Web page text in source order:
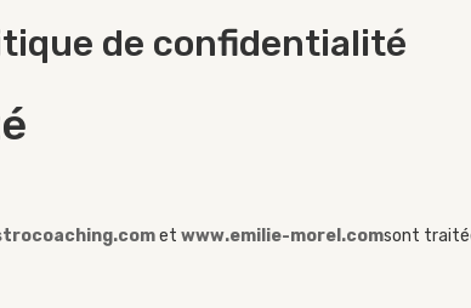
de confidentialité
et www.emilie-morel.comsont